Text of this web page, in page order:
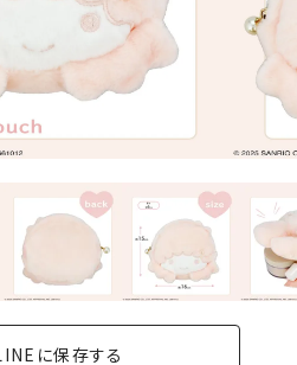
に保存する